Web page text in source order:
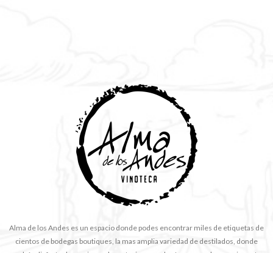
Alma de los Andes es un espacio donde podes encontrar miles de etiquetas de
cientos de bodegas boutiques, la mas amplia variedad de destilados, donde